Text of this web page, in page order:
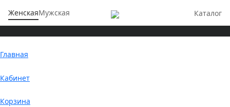
ЖенскаяМужская Каталог
Главная
Кабинет
Корзина